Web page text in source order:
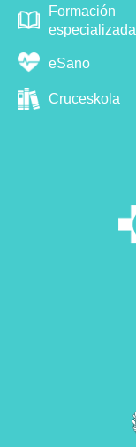
Formación
especializada
eSano
Cruceskola